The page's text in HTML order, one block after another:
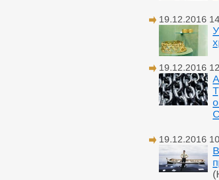
19.12.2016
19.12.2016
19.12.2016